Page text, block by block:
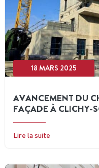
18 MARS 2025
AVANCEMENT DU
FAÇADE À CLICHY-
Lire la suite